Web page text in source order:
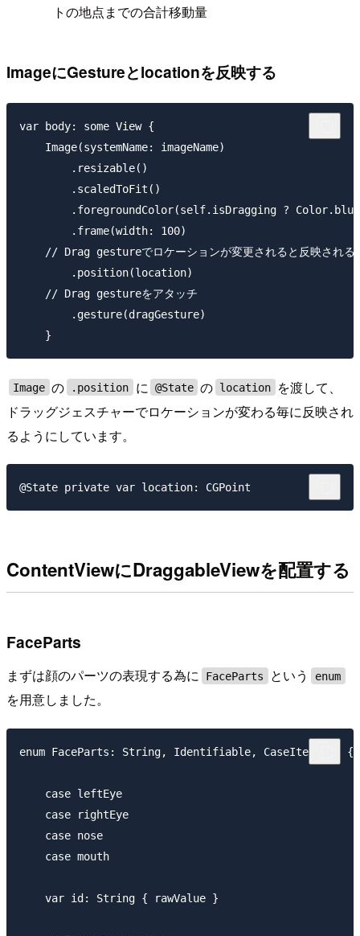
トの地点までの合計移動量
ImageにGestureとlocationを反映する
var body: some View {
    Image(systemName: imageName)
        .resizable()
        .scaledToFit()
.foregroundColor(self.isDragging ?
        .frame(width: 100)
    // Drag gestureでロケーションが変更されると反映される
        .position(location)
    // Drag gestureをアタッチ
        .gesture(dragGesture)
Image の .position に @State の location
を渡して、
ドラッグジェスチャーでロケーションが変わる毎に反映され
るようにしています。
ContentViewにDraggableViewを配置する
FaceParts
まずは顔のパーツの表現する為に FaceParts という enum
を用意しました。
enum FaceParts: String, Identifiable, CaseIterable {
    case leftEye
    case rightEye
    case nose
    case mouth
    var id: String { rawValue }